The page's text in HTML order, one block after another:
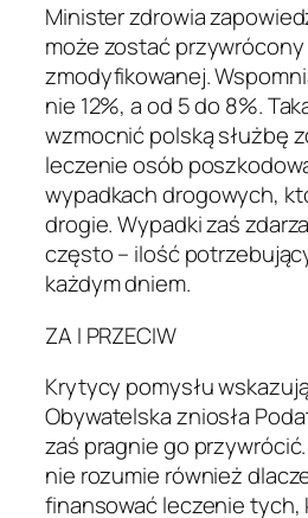
Minister zdrowia
może zostać
zmodyfikowanej.
nie 12%, a od 5 do 8%.
wzmocnić polską służbę
leczenie osób
wypadkach drogowych,
drogie. Wypadki zaś
często – ilość
każdym dniem.
ZA I PRZECIW
Krytycy pomysłu
Obywatelska zniosła
zaś pragnie go
nie rozumie również
finansować leczenie tych,